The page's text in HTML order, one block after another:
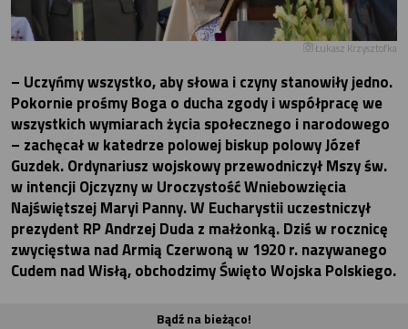
Łukasz Krzysztofka
– Uczyńmy wszystko, aby słowa i czyny stanowiły jedno.
Pokornie prośmy Boga o ducha zgody i współpracę we
wszystkich wymiarach życia społecznego i narodowego
– zachęcał w katedrze polowej biskup polowy Józef
Guzdek. Ordynariusz wojskowy przewodniczył Mszy św.
w intencji Ojczyzny w Uroczystość Wniebowzięcia
Najświętszej Maryi Panny. W Eucharystii uczestniczył
prezydent RP Andrzej Duda z małżonką. Dziś w rocznicę
zwycięstwa nad Armią Czerwoną w 1920 r. nazywanego
Cudem nad Wisłą, obchodzimy Święto Wojska Polskiego.
Bądź na bieżąco!